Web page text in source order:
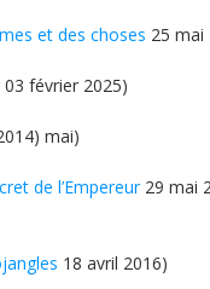
et des choses 25 mai
03 février 2025)
mai)
de l’Empereur 29 mai
18 avril 2016)